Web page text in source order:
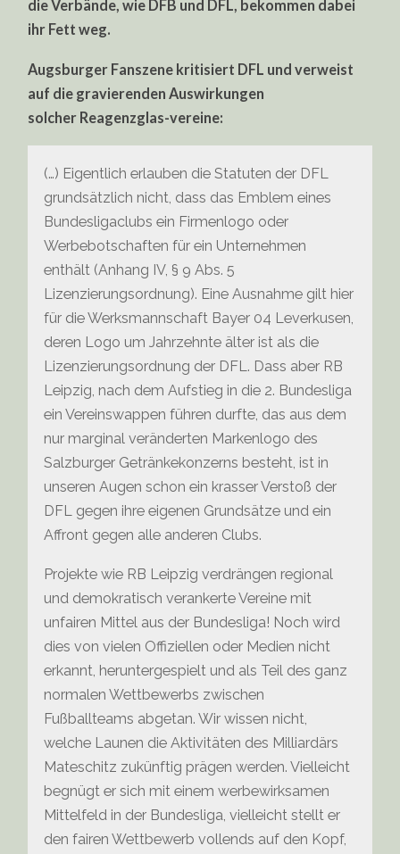
die Verbände, wie DFB und DFL, bekommen dabei
ihr Fett weg.
Augsburger Fanszene kritisiert DFL und verweist
auf die gravierenden Auswirkungen
solcher Reagenzglas-vereine:
(…) Eigentlich erlauben die Statuten der DFL
grundsätzlich nicht, dass das Emblem eines
Bundesligaclubs ein Firmenlogo oder
Werbebotschaften für ein Unternehmen
enthält (Anhang IV, § 9 Abs. 5
Lizenzierungsordnung). Eine Ausnahme gilt hier
für die Werksmannschaft Bayer 04 Leverkusen,
deren Logo um Jahrzehnte älter ist als die
Lizenzierungsordnung der DFL. Dass aber RB
Leipzig, nach dem Aufstieg in die 2. Bundesliga
ein Vereinswappen führen durfte, das aus dem
nur marginal veränderten Markenlogo des
Salzburger Getränkekonzerns besteht, ist in
unseren Augen schon ein krasser Verstoß der
DFL gegen ihre eigenen Grundsätze und ein
Affront gegen alle anderen Clubs.
Projekte wie RB Leipzig verdrängen regional
und demokratisch verankerte Vereine mit
unfairen Mittel aus der Bundesliga! Noch wird
dies von vielen Offiziellen oder Medien nicht
erkannt, heruntergespielt und als Teil des ganz
normalen Wettbewerbs zwischen
Fußballteams abgetan. Wir wissen nicht,
welche Launen die Aktivitäten des Milliardärs
Mateschitz zukünftig prägen werden. Vielleicht
begnügt er sich mit einem werbewirksamen
Mittelfeld in der Bundesliga, vielleicht stellt er
den fairen Wettbewerb vollends auf den Kopf,